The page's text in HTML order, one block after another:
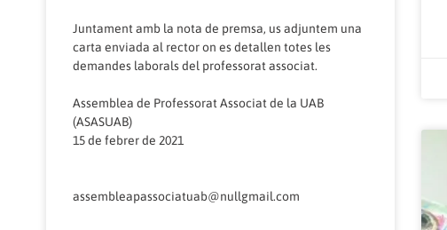
Juntament amb la nota de premsa, us adjuntem una
carta enviada al rector on es detallen totes les
demandes laborals del professorat associat.
Assemblea de Professorat Associat de la UAB
(ASASUAB)
15 de febrer de 2021
assembleapassociatuab@nullgmail.com